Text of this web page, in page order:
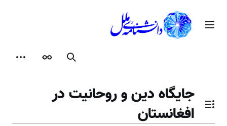
محتوامنوی اصلی
جستجوظاهر
تغییر وضعیت فهرست محتویات
جایگاه دین و روحانیت در
افغانستان